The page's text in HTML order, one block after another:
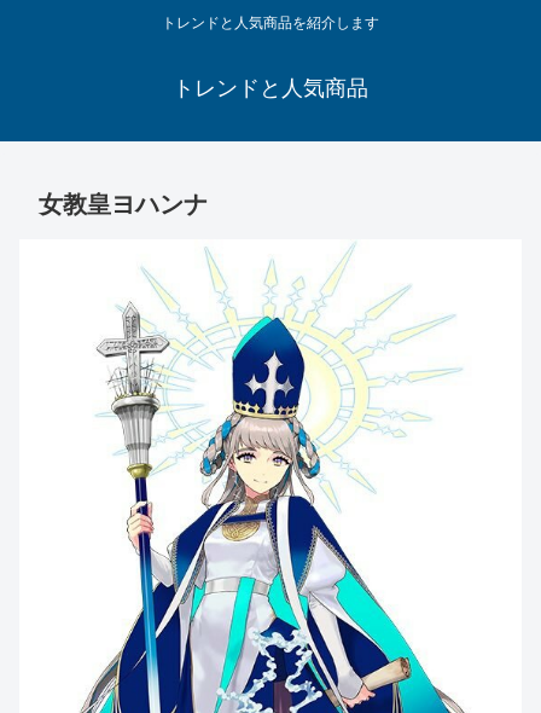
トレンドと人気商品を紹介します
トレンドと人気商品
女教皇ヨハンナ